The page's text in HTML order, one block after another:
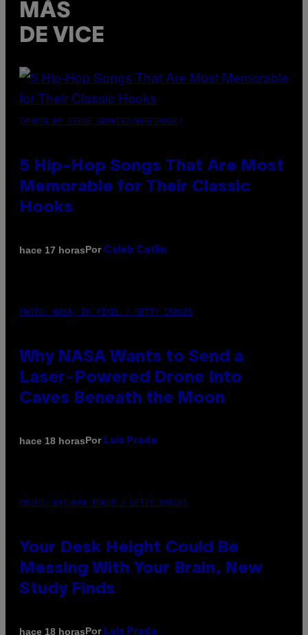
MÁS
DE VICE
(PHOTO BY STEVE GRANITZ/WIREIMAGE)
5 Hip-Hop Songs That Are Most
Memorable for Their Classic
Hooks
hace 17 horasPor Caleb Catlin
PHOTO: NASA; DR PIXEL / GETTY IMAGES
Why NASA Wants to Send a
Laser-Powered Drone Into
Caves Beneath the Moon
hace 18 horasPor Luis Prada
PHOTO: BATUHAN TOKER / GETTY IMAGES
Your Desk Height Could Be
Messing With Your Brain, New
Study Finds
hace 18 horasPor Luis Prada